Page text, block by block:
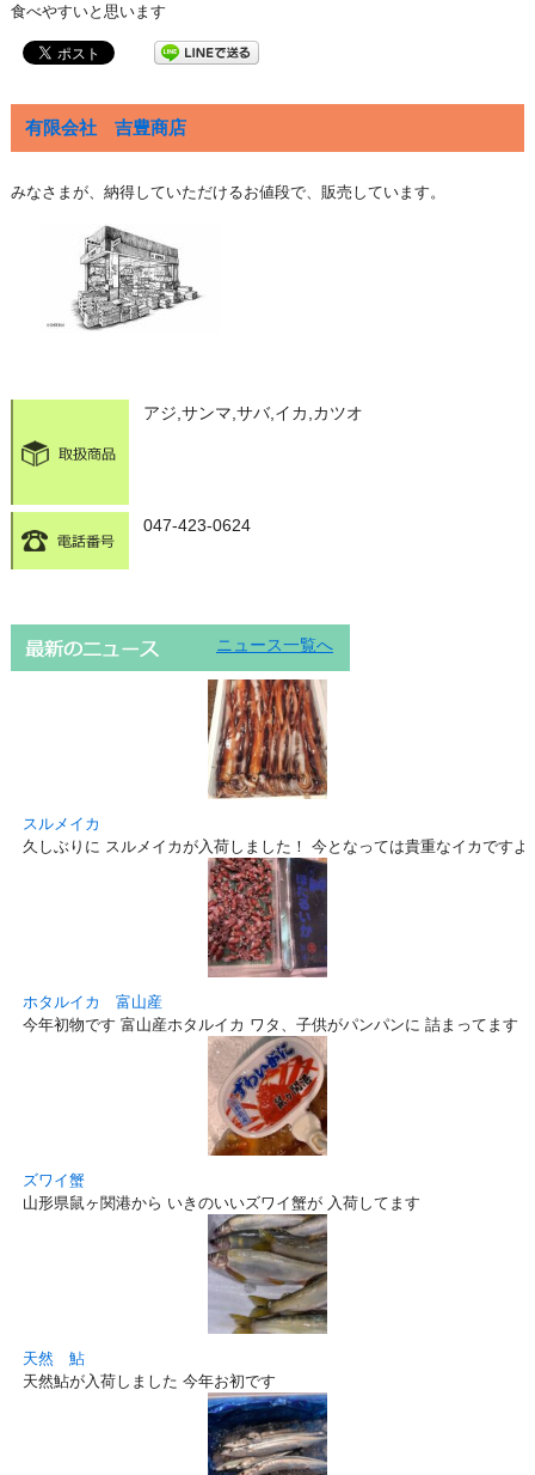
食べやすいと思います
有限会社 吉豊商店
みなさまが、納得していただけるお値段で、販売しています。
アジ,サンマ,サバ,イカ,カツオ
047-423-0624
ニュース一覧へ
スルメイカ
久しぶりに スルメイカが入荷しました！ 今となっては貴重なイカですよ
ホタルイカ 富山産
今年初物です 富山産ホタルイカ ワタ、子供がパンパンに 詰まってます！
ズワイ蟹
山形県鼠ヶ関港から いきのいいズワイ蟹が 入荷してます
天然 鮎
天然鮎が入荷しました 今年お初です